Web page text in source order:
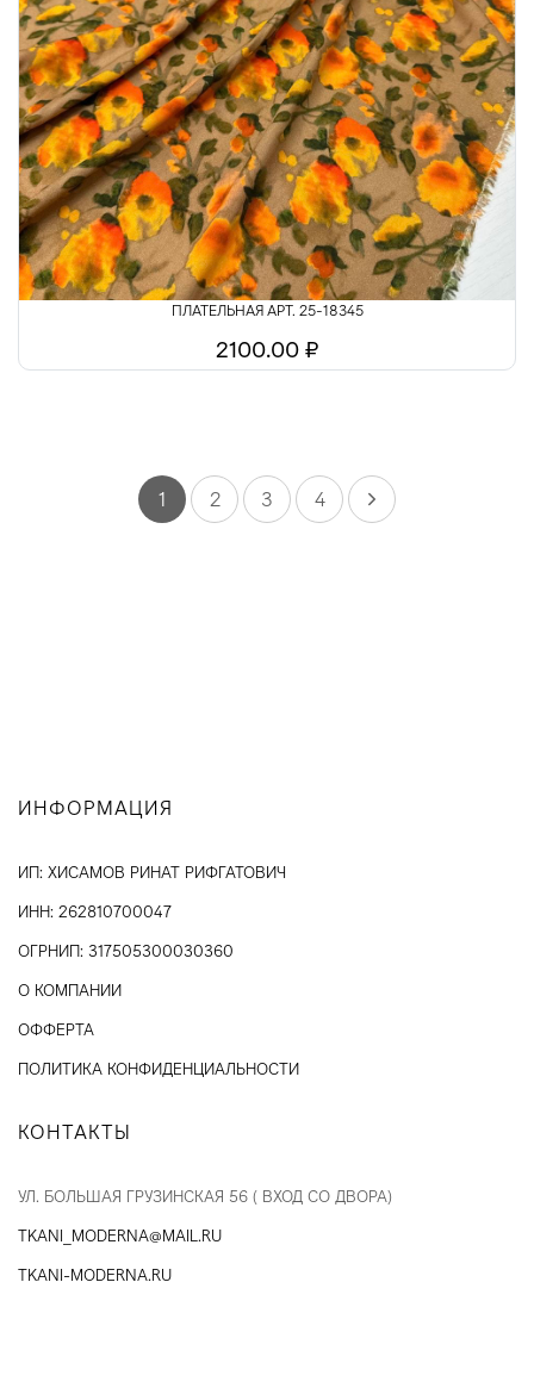
ПЛАТЕЛЬНАЯ АРТ. 25-18345
2100.00 ₽
1 2 3 4
ИНФОРМАЦИЯ
ИП: ХИСАМОВ РИНАТ РИФГАТОВИЧ
ИНН: 262810700047
ОГРНИП: 317505300030360
О КОМПАНИИ
ОФФЕРТА
ПОЛИТИКА КОНФИДЕНЦИАЛЬНОСТИ
КОНТАКТЫ
УЛ. БОЛЬШАЯ ГРУЗИНСКАЯ 56 ( ВХОД СО ДВОРА)
TKANI_MODERNA@MAIL.RU
TKANI-MODERNA.RU